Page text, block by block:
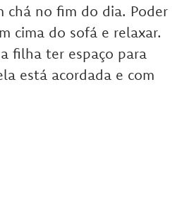
chá no fim do dia. Poder
cima do sofá e relaxar.
filha ter espaço para
está acordada e com